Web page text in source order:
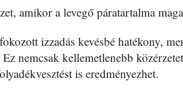
amikor a levegő páratartalma
izzadás kevésbé hatékony,
nemcsak kellemetlenebb
is eredményezhet.